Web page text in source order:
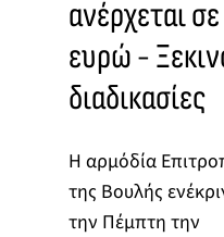
ανέρχεται
ευρώ -
διαδικασίες
Η αρμόδία
της Βουλής
την Πέμπτη την